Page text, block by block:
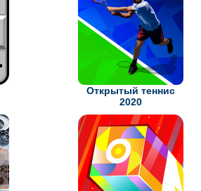
Открытый теннис
2020